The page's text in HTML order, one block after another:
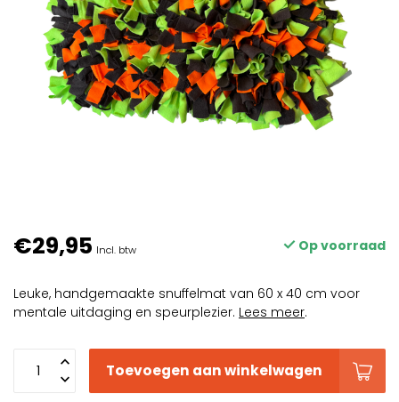
€29,95 Incl. btw Op voorraad
Leuke, handgemaakte snuffelmat van 60 x 40 cm voor
mentale uitdaging en speurplezier. Lees meer.
Toevoegen aan winkelwagen